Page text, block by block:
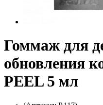
Гоммаж для
обновления
PEEL 5 мл